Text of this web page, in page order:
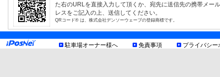
た右のURLを直接入力して頂くか、宛先に送信先の携帯メー
レスをご記入の上、送信してください。
QRコード® は、株式会社デンソーウェーブの登録商標です。
駐車場オーナー様へ 免責事項 プライバシー